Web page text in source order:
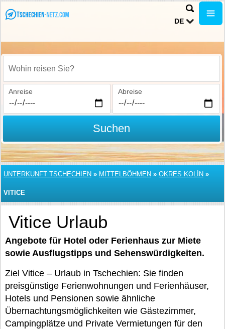
DE
Wohin reisen Sie?
Anreise Abreise
Suchen
UNTERKUNFT TSCHECHIEN » MITTELBÖHMEN » OKRES KOLÍN »
VITICE
Vitice Urlaub
Angebote für Hotel oder Ferienhaus zur Miete
sowie Ausflugstipps und Sehenswürdigkeiten.
Ziel Vitice – Urlaub in Tschechien: Sie finden
preisgünstige Ferienwohnungen und Ferienhäuser,
Hotels und Pensionen sowie ähnliche
Übernachtungsmöglichkeiten wie Gästezimmer,
Campingplätze und Private Vermietungen für den